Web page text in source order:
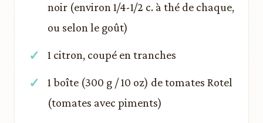
noir (environ 1/4-1/2 c. à thé de chaque,
ou selon le goût)
1 citron, coupé en tranches
1 boîte (300 g / 10 oz) de tomates Rotel
(tomates avec piments)